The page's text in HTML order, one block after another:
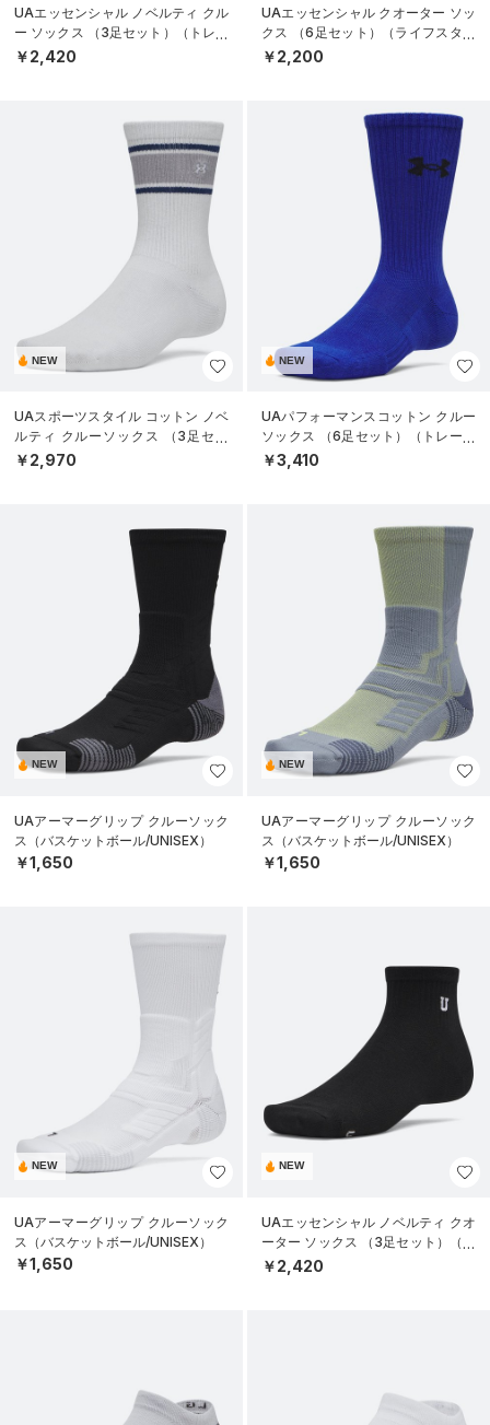
UAエッセンシャル ノベルティ クル
ー ソックス （3足セット）（トレー
ニング/WOMEN）
￥2,420
UAエッセンシャル クオーター ソッ
クス （6足セット）（ライフスタイ
ル/KIDS）
￥2,200
NEW
UAスポーツスタイル コットン ノベ
ルティ クルーソックス （3足セッ
ト）（トレーニング/UNISEX）
￥2,970
NEW
UAパフォーマンスコットン クルー
ソックス （6足セット）（トレーニ
ング/UNISEX）
￥3,410
NEW
UAアーマーグリップ クルーソック
ス（バスケットボール/UNISEX）
￥1,650
NEW
UAアーマーグリップ クルーソック
ス（バスケットボール/UNISEX）
￥1,650
NEW
UAアーマーグリップ クルーソック
ス（バスケットボール/UNISEX）
￥1,650
NEW
UAエッセンシャル ノベルティ クオ
ーター ソックス （3足セット）（ラ
イフスタイル/UNISEX）
￥2,420